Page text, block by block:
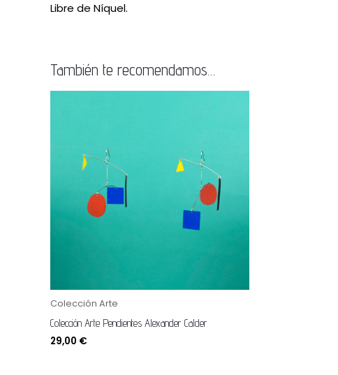
Libre de Níquel.
También te recomendamos…
Colección Arte
Colección Arte Pendientes Alexander Calder
29,00 €